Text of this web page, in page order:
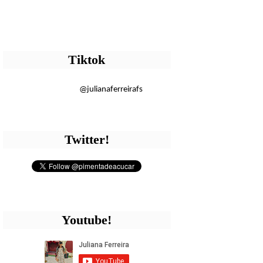
Tiktok
@julianaferreirafs
Twitter!
Youtube!